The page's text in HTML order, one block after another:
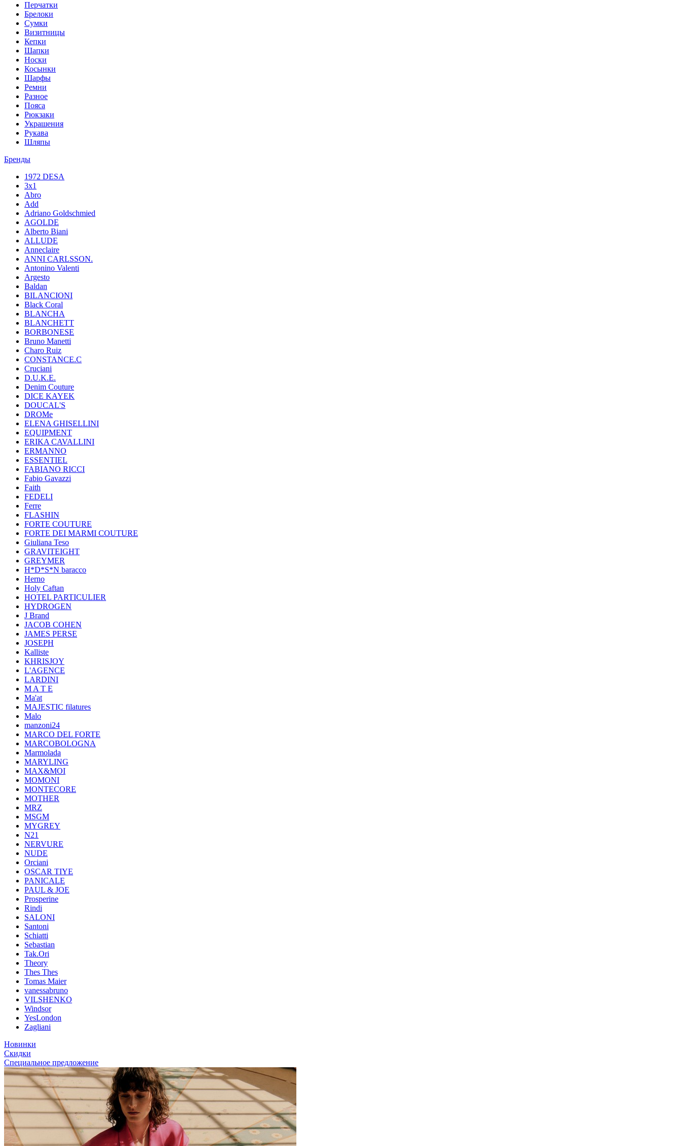
Перчатки
Брелоки
Сумки
Визитницы
Кепки
Шапки
Носки
Косынки
Шарфы
Ремни
Разное
Пояса
Рюкзаки
Украшения
Рукава
Шляпы
Бренды
1972 DESA
3x1
Abro
Add
Adriano Goldschmied
AGOLDE
Alberto Biani
ALLUDE
Anneclaire
ANNI CARLSSON.
Antonino Valenti
Argesto
Baldan
BILANCIONI
Black Coral
BLANCHA
BLANCHETT
BORBONESE
Bruno Manetti
Charo Ruiz
CONSTANCE.C
Cruciani
D.U.K.E.
Denim Couture
DICE KAYEK
DOUCAL'S
DROMe
ELENA GHISELLINI
EQUIPMENT
ERIKA CAVALLINI
ERMANNO
ESSENTIEL
FABIANO RICCI
Fabio Gavazzi
Faith
FEDELI
Ferre
FLASHIN
FORTE COUTURE
FORTE DEI MARMI COUTURE
Giuliana Teso
GRAVITEIGHT
GREYMER
H*D*S*N baracco
Herno
Holy Caftan
HOTEL PARTICULIER
HYDROGEN
J Brand
JACOB COHEN
JAMES PERSE
JOSEPH
Kalliste
KHRISJOY
L'AGENCE
LARDINI
M A T E
Ma'at
MAJESTIC filatures
Malo
manzoni24
MARCO DEL FORTE
MARCOBOLOGNA
Marmolada
MARYLING
MAX&MOI
MOMONI
MONTECORE
MOTHER
MRZ
MSGM
MYGREY
N21
NERVURE
NUDE
Orciani
OSCAR TIYE
PANICALE
PAUL & JOE
Prosperine
Rindi
SALONI
Santoni
Schiatti
Sebastian
Tak.Ori
Theory
Thes Thes
Tomas Maier
vanessabruno
VILSHENKO
Windsor
YesLondon
Zagliani
Новинки
Скидки
Специальное предложение